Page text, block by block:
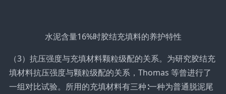
水泥含量16%时胶结充填料的养护特性
（3）抗压强度与充填材料颗粒级配的关系。为研究胶结充
填材料抗压强度与颗粒级配的关系，Thomas 等曾进行了
一组对比试验。所用的充填材料有三种∶一种为普通脱泥尾